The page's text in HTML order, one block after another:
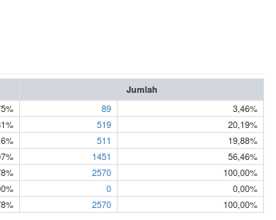
Jumlah
89
3,46%
519
20,19%
511
19,88%
1451
56,46%
2570
100,00%
0
0,00%
2570 100,00%